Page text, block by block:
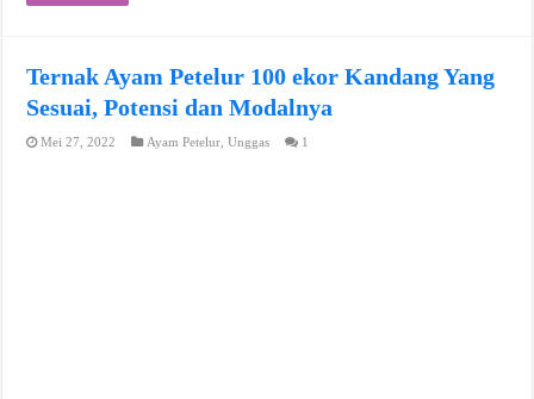
Ternak Ayam Petelur 100 ekor Kandang Yang
Sesuai, Potensi dan Modalnya
Mei 27, 2022 Ayam Petelur ,Unggas 1